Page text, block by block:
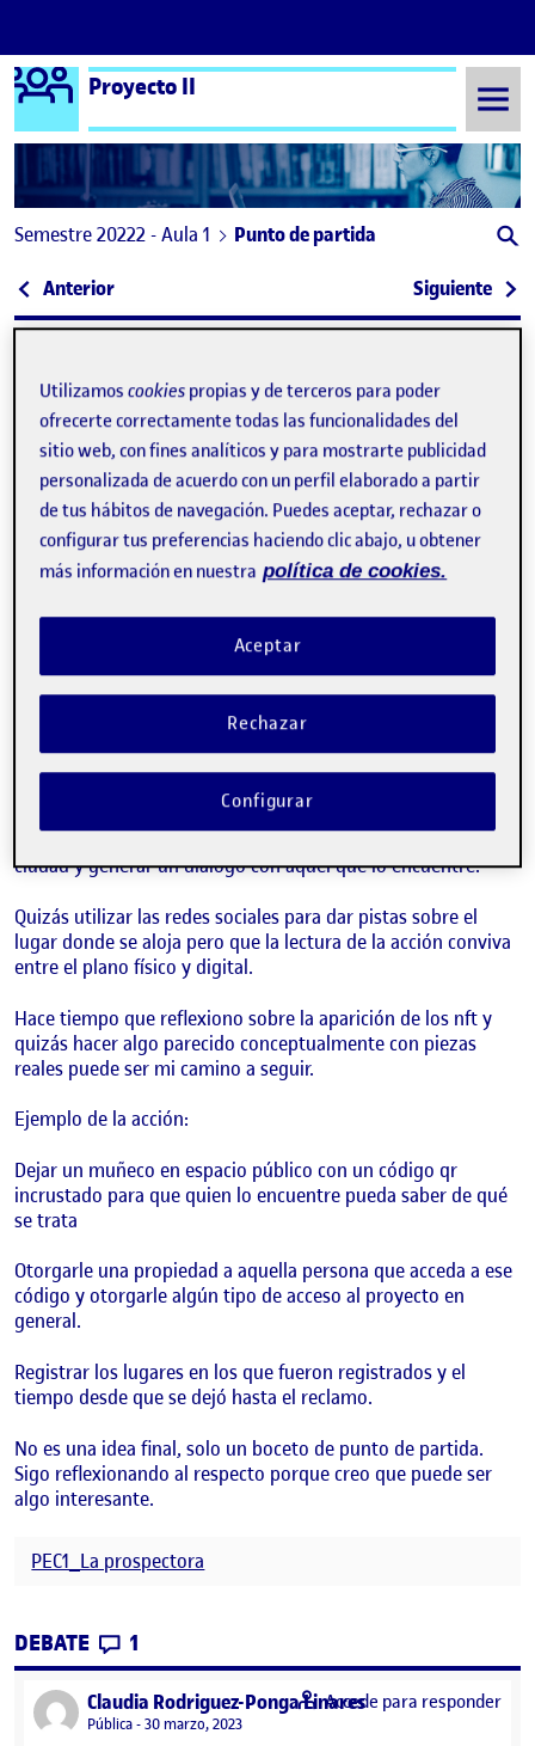
Saltar al contenido
Logo Ágora
Proyecto II
Semestre 20222 - Aula 1 Punto de partida
Navegación de entradas
Anterior: Valencia en Fallas 2023 Siguiente:
Publicado por
Patricio Conde Mirasso
Visibilidad:
Pública -Fecha de publicación
25 Mar 2023-1 comentarioen Punto de partida
Hola! Cuando puse la entrada de “poner algo sobre la mesa”
dije que quería trabajar con acciones que reflexionen sobre
nuevos espacios para difundir dibujos, viñetas, humor
gráfico, etc…
Al parecer las redes sociales son el lugar al que estamos
atados para conseguir llegar a un público. Todo es rápido, las
visualizaciones son fragmentadas y creo que no se llega a
apreciar del todo lo que puede abarcar un trabajo.
hacer una propuesta un tanto lúdica en espacios urbanos. La
primera idea que me ha venido a la cabeza es imprimir
muñecos en 3D para colocarlos en espacios concretos de la
ciudad y generar un diálogo con aquel que lo encuentre.
Quizás utilizar las redes sociales para dar pistas sobre el
lugar donde se aloja pero que la lectura de la acción conviva
entre el plano físico y digital.
Hace tiempo que reflexiono sobre la aparición de los nft y
quizás hacer algo parecido conceptualmente con piezas
reales puede ser mi camino a seguir.
Ejemplo de la acción:
Dejar un muñeco en espacio público con un código qr
incrustado para que quien lo encuentre pueda saber de qué
se trata
Otorgarle una propiedad a aquella persona que acceda a ese
código y otorgarle algún tipo de acceso al proyecto en
general.
Registrar los lugares en los que fueron registrados y el
tiempo desde que se dejó hasta el reclamo.
No es una idea final, solo un boceto de punto de partida.
Sigo reflexionando al respecto porque creo que puede ser
algo interesante.
PEC1_La prospectora
DEBATE CONTRIBUTIONS
1
Claudia Rodriguez-Ponga Linaressays:
Visibilidad:
Pública 30 marzo, 2023
Accede para responder
Utilizamoscookies propias y de terceros para poder
ofrecerte correctamente todas las funcionalidades del
sitio web, con fines analíticos y para mostrarte publicidad
personalizada de acuerdo con un perfil elaborado a partir
de tus hábitos de navegación. Puedes aceptar, rechazar o
configurar tus preferencias haciendo clic abajo, u obtener
más información en nuestra política de cookies.
Rechazar
Aceptar
Configurar